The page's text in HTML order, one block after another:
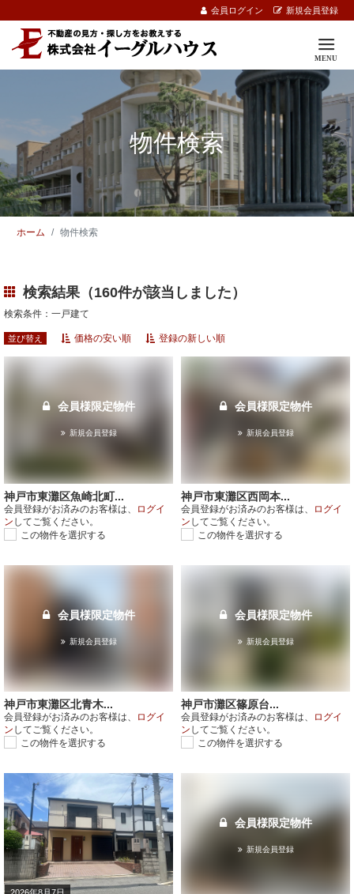
会員ログイン 新規会員登録
物件検索
ホーム 物件検索
検索結果（160件が該当しました）
検索条件：一戸建て
並び替え 価格の安い順 登録の新しい順
会員様限定物件
新規会員登録
神戸市東灘区魚崎北町...
会員登録がお済みのお客様は、
ログイ
ン してご覧ください。
この物件を選択する
会員様限定物件
新規会員登録
神戸市東灘区西岡本...
会員登録がお済みのお客様は、
ログイ
ン してご覧ください。
この物件を選択する
会員様限定物件
新規会員登録
神戸市東灘区北青木...
会員登録がお済みのお客様は、
ログイ
ン してご覧ください。
この物件を選択する
会員様限定物件
新規会員登録
神戸市灘区篠原台...
会員登録がお済みのお客様は、
ログイ
ン してご覧ください。
この物件を選択する
2026年8月7日
会員様限定物件
新規会員登録